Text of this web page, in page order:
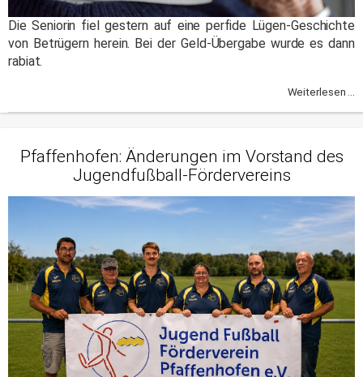
Die Seniorin fiel gestern auf eine perfide Lügen-Geschichte
von Betrügern herein. Bei der Geld-Übergabe wurde es dann
rabiat.
Weiterlesen ...
Pfaffenhofen: Änderungen im Vorstand des
Jugendfußball-Fördervereins